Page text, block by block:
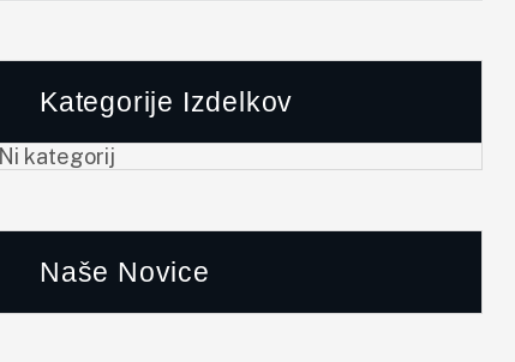
Kategorije Izdelkov
Ni kategorij
Naše Novice